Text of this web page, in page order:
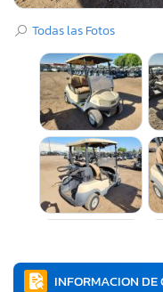
Todas las Fotos
INFORMACION DE